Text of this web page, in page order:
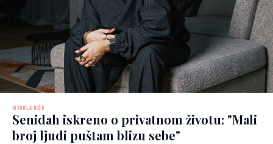
OTVORILA DUŠU
Senidah iskreno o privatnom životu: "Mali
broj ljudi puštam blizu sebe"